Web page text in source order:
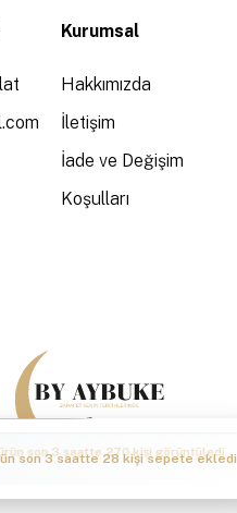
Kurumsal
Hakkımızda
İletişim
İade ve Değişim
Koşulları
son 3 saatte 28 kişi sepete ekledi